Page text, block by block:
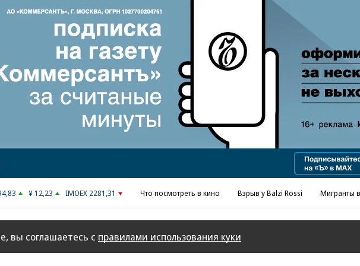
Реклама в «Ъ» www.kommersant.ru/ad
¥ 12,23 IMOEX 2281,31 Что посмотреть в кино Взрыв у Balzi Rossi Мигранты
вы соглашаетесь с правилами использования куки